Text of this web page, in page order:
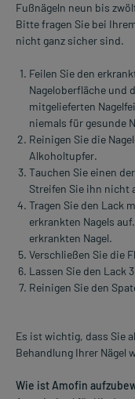
Fußnägeln neun bis
Bitte fragen Sie bei
nicht ganz sicher sind.
Feilen Sie den
Nageloberfläche und
mitgelieferten
niemals für gesunde
Reinigen Sie die
Alkoholtupfer.
Tauchen Sie einen
Streifen Sie ihn nicht
Tragen Sie den Lack
erkrankten Nagels
erkrankten Nagel.
Verschließen Sie die
Lassen Sie den Lack
Reinigen Sie den
Es ist wichtig, dass Sie
Behandlung Ihrer Nägel
Wie ist Amofin